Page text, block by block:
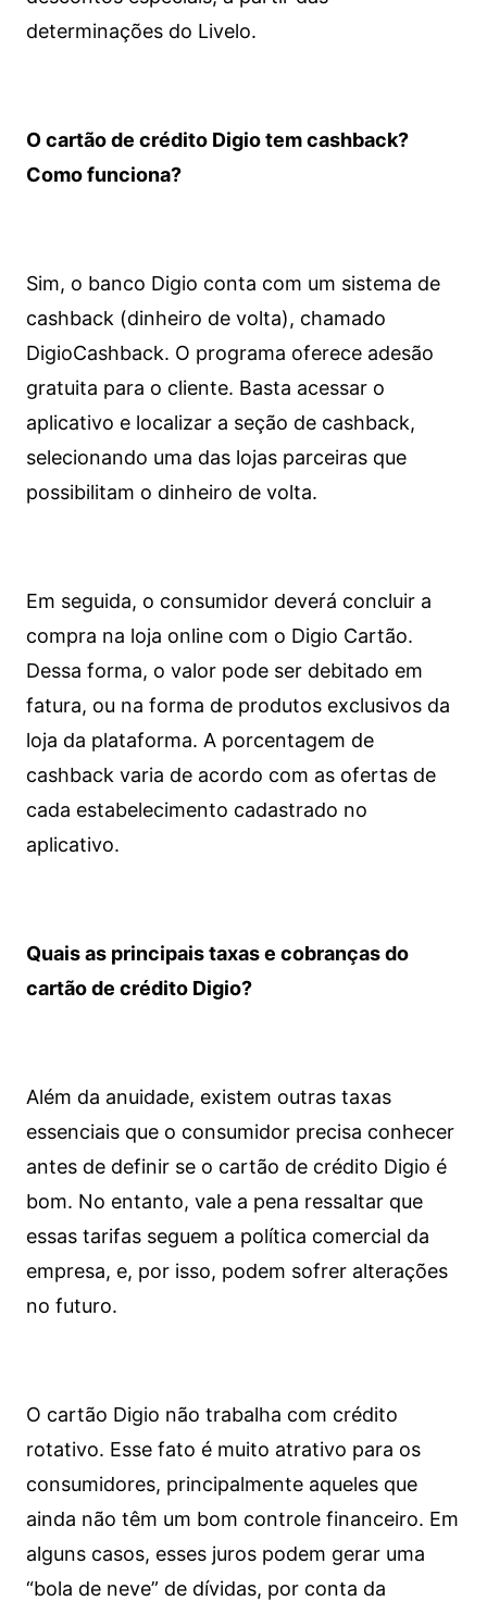
determinações do Livelo.
O cartão de crédito Digio tem cashback?
Como funciona?
Sim, o banco Digio conta com um sistema de
cashback (dinheiro de volta), chamado
DigioCashback. O programa oferece adesão
gratuita para o cliente. Basta acessar o
aplicativo e localizar a seção de cashback,
selecionando uma das lojas parceiras que
possibilitam o dinheiro de volta.
Em seguida, o consumidor deverá concluir a
compra na loja online com o Digio Cartão.
Dessa forma, o valor pode ser debitado em
fatura, ou na forma de produtos exclusivos da
loja da plataforma. A porcentagem de
cashback varia de acordo com as ofertas de
cada estabelecimento cadastrado no
aplicativo.
Quais as principais taxas e cobranças do
cartão de crédito Digio?
Além da anuidade, existem outras taxas
essenciais que o consumidor precisa conhecer
antes de definir se o cartão de crédito Digio é
bom. No entanto, vale a pena ressaltar que
essas tarifas seguem a política comercial da
empresa, e, por isso, podem sofrer alterações
no futuro.
O cartão Digio não trabalha com crédito
rotativo. Esse fato é muito atrativo para os
consumidores, principalmente aqueles que
ainda não têm um bom controle financeiro. Em
alguns casos, esses juros podem gerar uma
“bola de neve” de dívidas, por conta da